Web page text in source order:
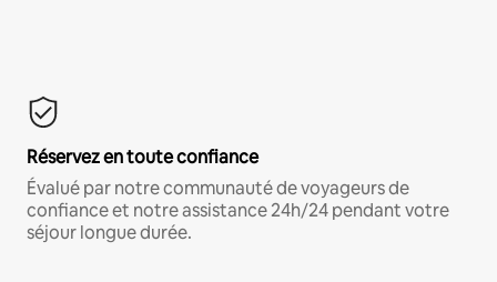
Réservez en toute confiance
Évalué par notre communauté de voyageurs de
confiance et notre assistance 24h/24 pendant votre
séjour longue durée.